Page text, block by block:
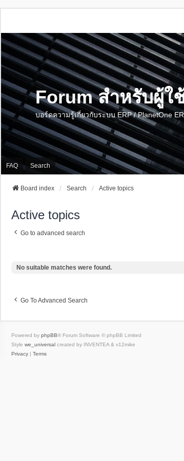
Forum สำหรับผู้ใ
บอร์ดความรู้เกี่ยวกับระบบ ERP / PlanetOne
FAQ Search
Board index Search Active topics
Active topics
Go to advanced search
No suitable matches were found.
Go To Advanced Search
Powered by phpBB® Forum Software © phpBB Limited
Style we_universal created by INVENTEA & v12mike
Privacy | Terms